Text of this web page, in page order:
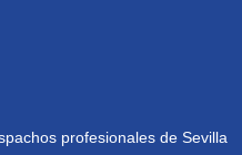
profesionales de Sevilla